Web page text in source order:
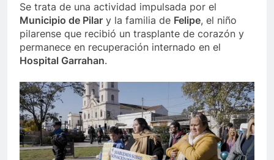
Se trata de una actividad impulsada por el
Municipio de Pilar y la familia de Felipe, el niño
pilarense que recibió un trasplante de corazón y
permanece en recuperación internado en el
Hospital Garrahan.